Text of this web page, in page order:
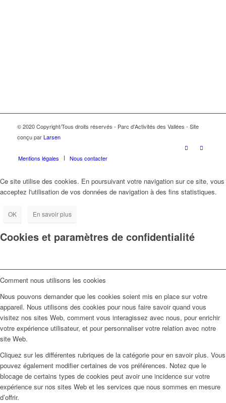
© 2020 Copyright/Tous droits réservés - Parc d'Activités des Vallées - Site
conçu parLarsen
Mentions légales Nous contacter
Ce site utilise des cookies. En poursuivant votre navigation sur ce site, vous
acceptez l'utilisation de vos données de navigation à des fins statistiques.
OK En savoir plus
Cookies et paramètres de confidentialité
Comment nous utilisons les cookies
Nous pouvons demander que les cookies soient mis en place sur votre
appareil. Nous utilisons des cookies pour nous faire savoir quand vous
visitez nos sites Web, comment vous interagissez avec nous, pour enrichir
votre expérience utilisateur, et pour personnaliser votre relation avec notre
site Web.
Cliquez sur les différentes rubriques de la catégorie pour en savoir plus. Vous
pouvez également modifier certaines de vos préférences. Notez que le
blocage de certains types de cookies peut avoir une incidence sur votre
expérience sur nos sites Web et les services que nous sommes en mesure
d’offrir.